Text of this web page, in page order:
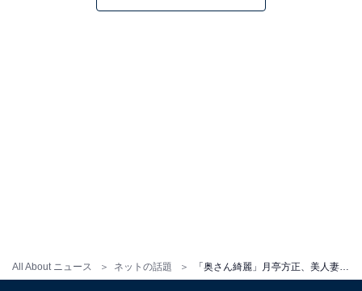
All About ニュース ネットの話題